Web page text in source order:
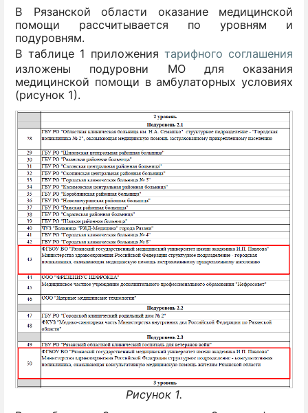
В Рязанской области оказание медицинской
помощи рассчитывается по уровням и
подуровням.
В таблице 1 приложения тарифного соглашения
изложены подуровни МО для оказания
медицинской помощи в амбулаторных условиях
(рисунок 1).
Рисунок 1.